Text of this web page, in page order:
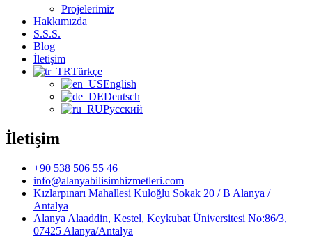
Projelerimiz
Hakkımızda
S.S.S.
Blog
İletişim
Türkçe
English
Deutsch
Русский
İletişim
+90 538 506 55 46
info@alanyabilisimhizmetleri.com
Kızlarpınarı Mahallesi Kuloğlu Sokak 20 / B Alanya /
Antalya
Alanya Alaaddin, Kestel, Keykubat Üniversitesi No:86/3,
07425 Alanya/Antalya